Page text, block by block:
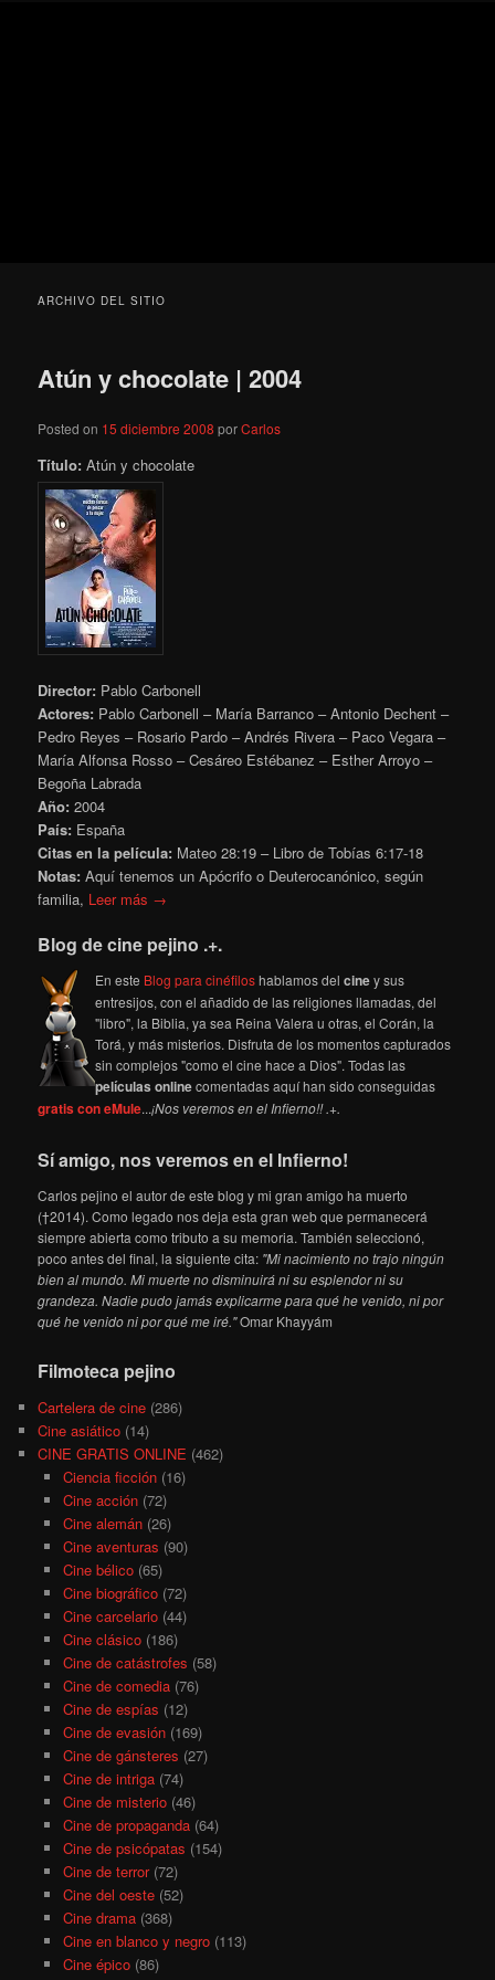
ARCHIVO DEL SITIO
Atún y chocolate | 2004
Posted on 15 diciembre 2008 porCarlos
Título: Atún y chocolate
Director: Pablo Carbonell
Actores: Pablo Carbonell – María Barranco – Antonio Dechent –
Pedro Reyes – Rosario Pardo – Andrés Rivera – Paco Vegara –
María Alfonsa Rosso – Cesáreo Estébanez – Esther Arroyo –
Begoña Labrada
Año: 2004
País: España
Citas en la película: Mateo 28:19 – Libro de Tobías 6:17-18
Notas:Aquí tenemos un Apócrifo o Deuterocanónico, según
familia, Leer más →
Blog de cine pejino .+.
En este Blog para cinéfiloshablamos delciney sus
entresijos, con el añadido de las religiones llamadas, del
"libro", la Biblia, ya sea Reina Valera u otras, el Corán, la
Torá, y más misterios. Disfruta de los momentos capturados
sin complejos "como el cine hace a Dios". Todas las
películas onlinecomentadas aquí han sido conseguidas
gratis con eMule...¡Nos veremos en el Infierno!! .+.
Sí amigo, nos veremos en el Infierno!
Carlos pejino el autor de este blog y mi gran amigo ha muerto
(†2014). Como legado nos deja esta gran web que permanecerá
siempre abierta como tributo a su memoria. También seleccionó,
poco antes del final, la siguiente cita: "Mi nacimiento no trajo ningún
bien al mundo. Mi muerte no disminuirá ni su esplendor ni su
grandeza. Nadie pudo jamás explicarme para qué he venido, ni por
qué he venido ni por qué me iré."Omar Khayyám
Filmoteca pejino
Cartelera de cine (286)
Cine asiático (14)
CINE GRATIS ONLINE (462)
Ciencia ficción(16)
Cine acción(72)
Cine alemán(26)
Cine aventuras (90)
Cine bélico(65)
Cine biográfico(72)
Cine carcelario(44)
Cine clásico(186)
Cine de catástrofes (58)
Cine de comedia(76)
Cine de espías (12)
Cine de evasión(169)
Cine de gánsteres (27)
Cine de intriga(74)
Cine de misterio(46)
Cine de propaganda(64)
Cine de psicópatas (154)
Cine de terror(72)
Cine del oeste(52)
Cine drama(368)
Cine en blanco y negro(113)
Cine épico(86)